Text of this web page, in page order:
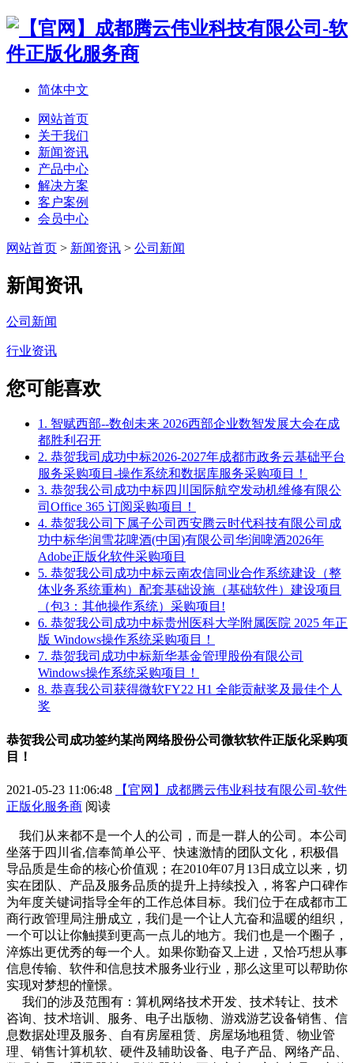
简体中文
网站首页
关于我们
新闻资讯
产品中心
解决方案
客户案例
会员中心
网站首页 > 新闻资讯 > 公司新闻
新闻资讯
公司新闻
行业资讯
您可能喜欢
1. 智赋西部--数创未来 2026西部企业数智发展大会在成
都胜利召开
2. 恭贺我司成功中标2026-2027年成都市政务云基础平台
服务采购项目-操作系统和数据库服务采购项目！
3. 恭贺我公司成功中标四川国际航空发动机维修有限公
司Office 365 订阅采购项目！
4. 恭贺我公司下属子公司西安腾云时代科技有限公司成
功中标华润雪花啤酒(中国)有限公司华润啤酒2026年
Adobe正版化软件采购项目
5. 恭贺我公司成功中标云南农信同业合作系统建设（整
体业务系统重构）配套基础设施（基础软件）建设项目
（包3：其他操作系统）采购项目!
6. 恭贺我公司成功中标贵州医科大学附属医院 2025 年正
版 Windows操作系统采购项目！
7. 恭贺我司成功中标新华基金管理股份有限公司
Windows操作系统采购项目！
8. 恭喜我公司获得微软FY22 H1 全能贡献奖及最佳个人
奖
恭贺我公司成功签约某尚网络股份公司微软软件正版化采购项
目！
2021-05-23 11:06:48
【官网】成都腾云伟业科技有限公司-软件
正版化服务商 阅读
我们从来都不是一个人的公司，而是一群人的公司。本公司
坐落于四川省,信奉简单公平、快速激情的团队文化，积极倡
导品质是生命的核心价值观；在2010年07月13日成立以来，切
实在团队、产品及服务品质的提升上持续投入，将客户口碑作
为年度关键词指导全年的工作总体目标。我们位于在成都市工
商行政管理局注册成立，我们是一个让人亢奋和温暖的组织，
一个可以让你触摸到更高一点儿的地方。我们也是一个圈子，
淬炼出更优秀的每一个人。如果你勤奋又上进，又恰巧想从事
信息传输、软件和信息技术服务业行业，那么这里可以帮助你
实现对梦想的憧憬。
我们的涉及范围有：算机网络技术开发、技术转让、技术
咨询、技术培训、服务、电子出版物、游戏游艺设备销售、信
息数据处理及服务、自有房屋租赁、房屋场地租赁、物业管
理、销售计算机软、硬件及辅助设备、电子产品、网络产品、